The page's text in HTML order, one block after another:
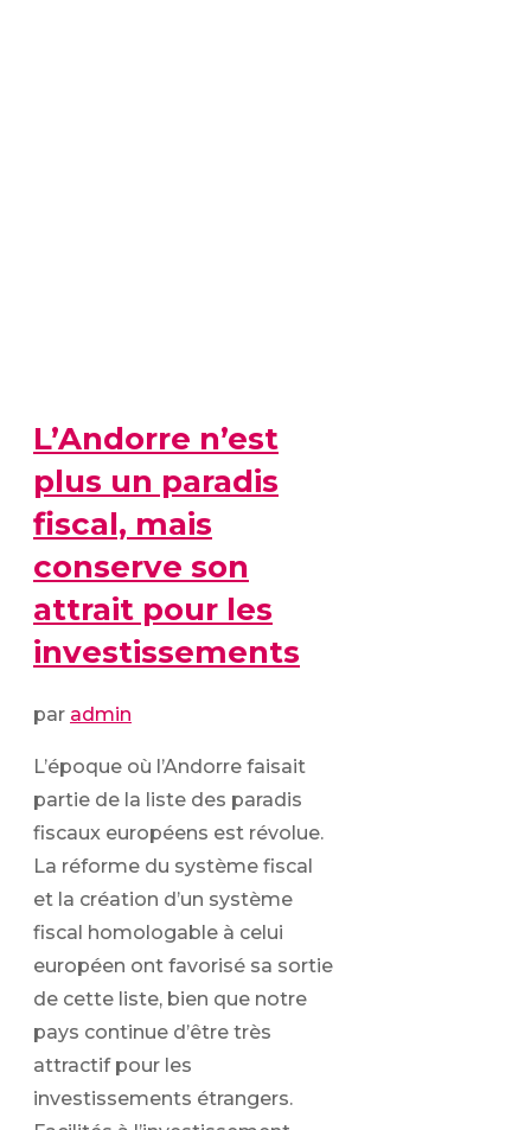
L’Andorre n’est
plus un paradis
fiscal, mais
conserve son
attrait pour les
investissements
par admin
L’époque où l’Andorre faisait
partie de la liste des paradis
fiscaux européens est révolue.
La réforme du système fiscal
et la création d’un système
fiscal homologable à celui
européen ont favorisé sa sortie
de cette liste, bien que notre
pays continue d’être très
attractif pour les
investissements étrangers.